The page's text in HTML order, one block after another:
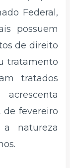
Federal,
possuem
de direito
tratamento
tratados
de fevereiro
natureza